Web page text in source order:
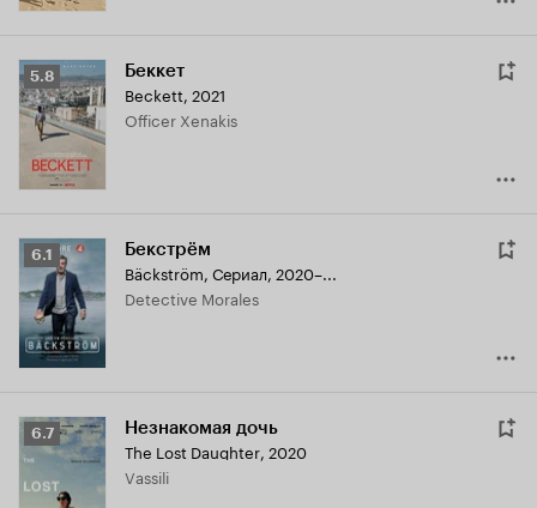
Рейтинг
Кинопоиска
5.8
5.8 Беккет
Beckett, 2021
Officer Xenakis
Рейтинг
Кинопоиска
6.1
6.1 Бекстрём
Bäckström, Сериал, 2020–...
Detective Morales
Рейтинг
Кинопоиска
6.7
6.7 Незнакомая дочь
The Lost Daughter, 2020
Vassili